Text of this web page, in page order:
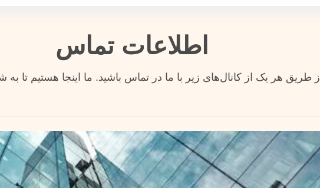
اطلاعات تماس
از طریق هر یک از کانال‌های زیر با ما در تماس باشید. ما اینجا هستیم تا